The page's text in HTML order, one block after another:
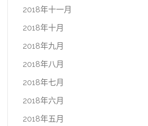
2018年十一月
2018年十月
2018年九月
2018年八月
2018年七月
2018年六月
2018年五月